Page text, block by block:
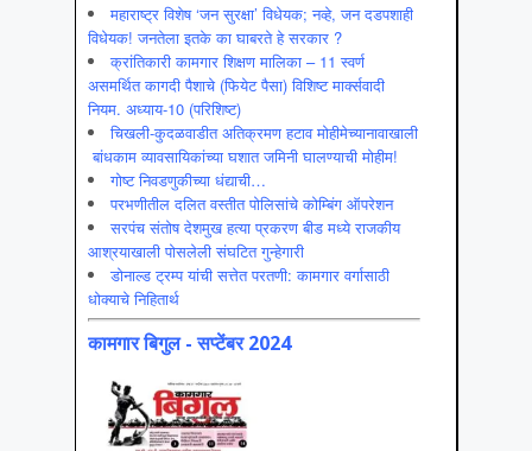
महाराष्ट्र विशेष ‘जन सुरक्षा’ विधेयक; नव्हे, जन दडपशाही
विधेयक! जनतेला इतके का घाबरते हे सरकार ?
क्रांतिकारी कामगार शिक्षण मालिका – 11 स्वर्ण
असमर्थित कागदी पैशाचे (फियेट पैसा) विशिष्ट मार्क्सवादी
नियम. अध्याय-10 (परिशिष्ट)
चिखली-कुदळवाडीत अतिक्रमण हटाव मोहीमेच्यानावाखाली
बांधकाम व्यावसायिकांच्या घशात जमिनी घालण्याची मोहीम!
गोष्ट निवडणुकीच्या धंद्याची…
परभणीतील दलित वस्तीत पोलिसांचे कोम्बिंग ऑपरेशन
सरपंच संतोष देशमुख हत्या प्रकरण बीड मध्ये राजकीय
आश्रयाखाली पोसलेली संघटित गुन्हेगारी
डोनाल्ड ट्रम्प यांची सत्तेत परतणी: कामगार वर्गासाठी
धोक्याचे निहितार्थ
कामगार बिगुल - सप्टेंबर 2024